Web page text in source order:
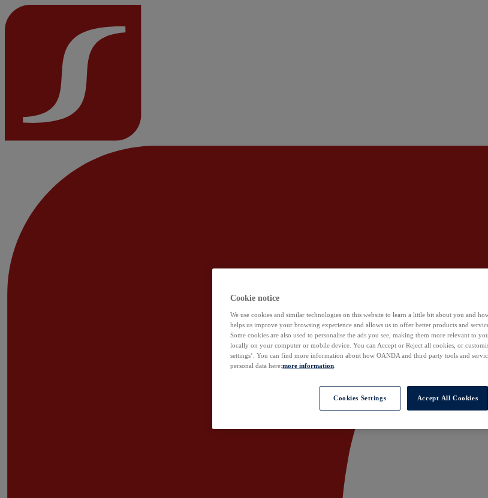
Cookie notice
We use cookies and similar technologies on this website to learn a little bit about you and
helps us improve your browsing experience and allows us to offer better products and
Some cookies are also used to personalise the ads you see, making them more relevant to
locally on your computer or mobile device. You can Accept or Reject all cookies, or
settings’. You can find more information about how OANDA and third party tools and
personal data here:more information
Cookies Settings Accept All Cookies